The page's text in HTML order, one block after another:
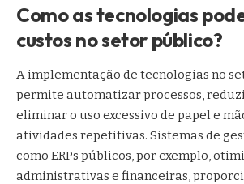
Como as tecnologias
custos no setor público?
A implementação de tecnologias no
permite automatizar processos,
eliminar o uso excessivo de papel e
atividades repetitivas. Sistemas de
como ERPs públicos, por exemplo,
administrativas e financeiras,